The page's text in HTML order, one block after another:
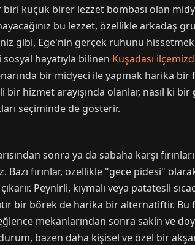
küçük birer lezzet bombası olan
bu lezzet, özellikle arkadaş
gibi, Ege'nin gerçek ruhunu
hayatıyla bilinen Kuşadası
bir midyeci ile yapmak harika
hizmet arayışında olanlar, nasıl ki bir
seçiminde de gösterir.
sonra ya da sabaha karşı
Bazı fırınlar, özellikle "gece pidesi"
Peynirli, kıymalı veya patatesli
bir börek de harika bir alternatiftir. Bu
mekanlarından sonra sakin ve
bazen daha kişisel ve özel bir